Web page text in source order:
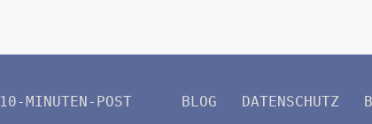
10-MINUTEN-POST BLOG DATENSCHUTZ